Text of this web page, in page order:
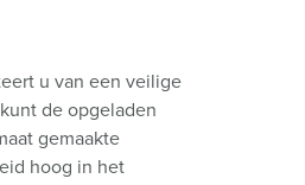
u van een veilige
de opgeladen
gemaakte
hoog in het